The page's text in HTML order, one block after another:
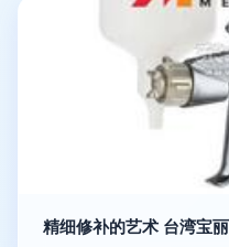
精细修补的艺术 台湾宝